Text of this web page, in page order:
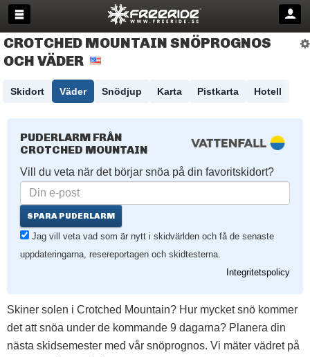
CROTCHED MOUNTAIN SNÖPROGNOS
OCH VÄDER
Skidort Väder Snödjup Karta Pistkarta Hotell
PUDERLARM FRÅN
CROTCHED MOUNTAIN
Vill du veta när det börjar snöa på din favoritskidort?
SPARA PUDERLARM
Jag vill veta vad som är nytt i skidvärlden och få de senaste
uppdateringarna, resereportagen och skidtesterna.
Integritetspolicy
Skiner solen i Crotched Mountain? Hur mycket snö kommer
det att snöa under de kommande 9 dagarna? Planera din
nästa skidsemester med vår snöprognos. Vi mäter vädret på